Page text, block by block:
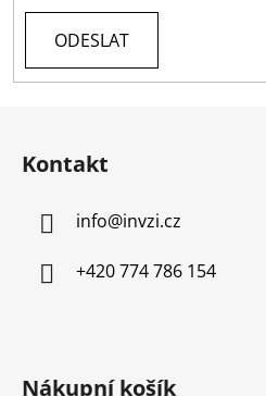
ODESLAT
Kontakt
info@invzi.cz
+420 774 786 154
Nákupní košík